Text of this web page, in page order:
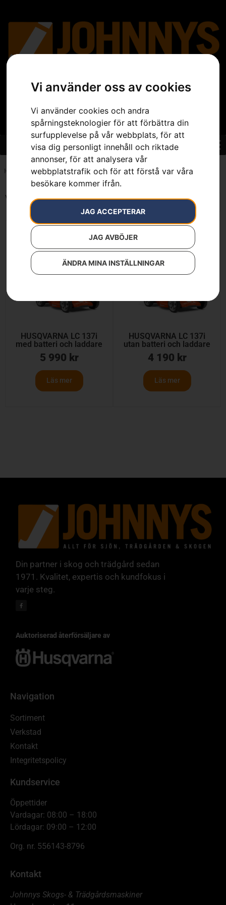
Vi använder oss av cookies
Vi använder cookies och andra
spårningsteknologier för att förbättra din
surfupplevelse på vår webbplats, för att
visa dig personligt innehåll och riktade
annonser, för att analysera vår
webbplatstrafik och för att förstå var våra
besökare kommer ifrån.
JAG ACCEPTERAR
JAG AVBÖJER
ÄNDRA MINA INSTÄLLNINGAR
Hem 0.5 kW
Visar alla 2 resultat
HUSQVARNA LC 137i
med batteri och laddare
5 990 kr
Läs mer
HUSQVARNA LC 137i
utan batteri och laddare
4 190 kr
Läs mer
Din partner i skog och trädgård sedan
1971. Kvalitet, expertis och kundfokus i
varje steg.
Auktoriserad återförsäljare av
Navigation
Sortiment
Verkstad
Kontakt
Integritetspolicy
Kundservice
Öppettider
Vardagar: 08:00 – 18:00
Lördagar: 09:00 – 12:00
Org. nr. 556143-8796
Kontakt
Johnnys Skogs- & Trädgårdsmaskiner